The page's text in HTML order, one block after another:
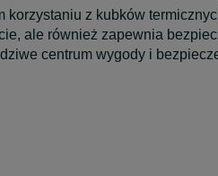
korzystaniu z kubków
ale również zapewnia
centrum wygody i